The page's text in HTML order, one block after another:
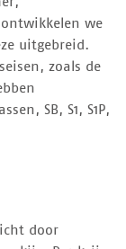
we
uitgebreid.
zoals de
SB, S1, S1P,
door